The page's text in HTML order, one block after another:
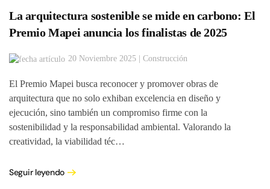
La arquitectura sostenible se mide en carbono: El
Premio Mapei anuncia los finalistas de 2025
20 Noviembre 2025 | Construcción
El Premio Mapei busca reconocer y promover obras de
arquitectura que no solo exhiban excelencia en diseño y
ejecución, sino también un compromiso firme con la
sostenibilidad y la responsabilidad ambiental. Valorando la
creatividad, la viabilidad téc…
Seguir leyendo